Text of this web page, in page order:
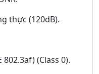
thực (120dB).
802.3af) (Class 0).